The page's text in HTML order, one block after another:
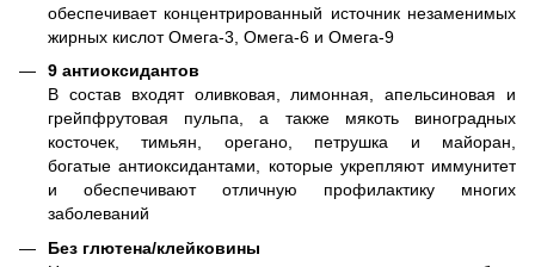
обеспечивает концентрированный источник незаменимых
жирных кислот Омега-3, Омега-6 и Омега-9
9 антиоксидантов
В состав входят оливковая, лимонная, апельсиновая и
грейпфрутовая пульпа, а также мякоть виноградных
косточек, тимьян, орегано, петрушка и майоран,
богатые антиоксидантами, которые укрепляют иммунитет
и обеспечивают отличную профилактику многих
заболеваний
Без глютена/клейковины